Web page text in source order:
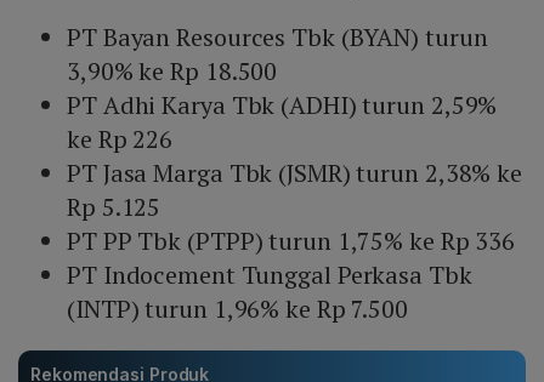
PT Bayan Resources Tbk (BYAN) turun
3,90% ke Rp 18.500
PT Adhi Karya Tbk (ADHI) turun 2,59%
ke Rp 226
PT Jasa Marga Tbk (JSMR) turun 2,38% ke
Rp 5.125
PT PP Tbk (PTPP) turun 1,75% ke Rp 336
PT Indocement Tunggal Perkasa Tbk
(INTP) turun 1,96% ke Rp 7.500
Rekomendasi Produk